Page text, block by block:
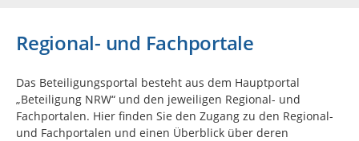
Regional- und Fachportale
Das Beteiligungsportal besteht aus dem Hauptportal
„Beteiligung NRW“ und den jeweiligen Regional- und
Fachportalen. Hier finden Sie den Zugang zu den Regional-
und Fachportalen und einen Überblick über deren